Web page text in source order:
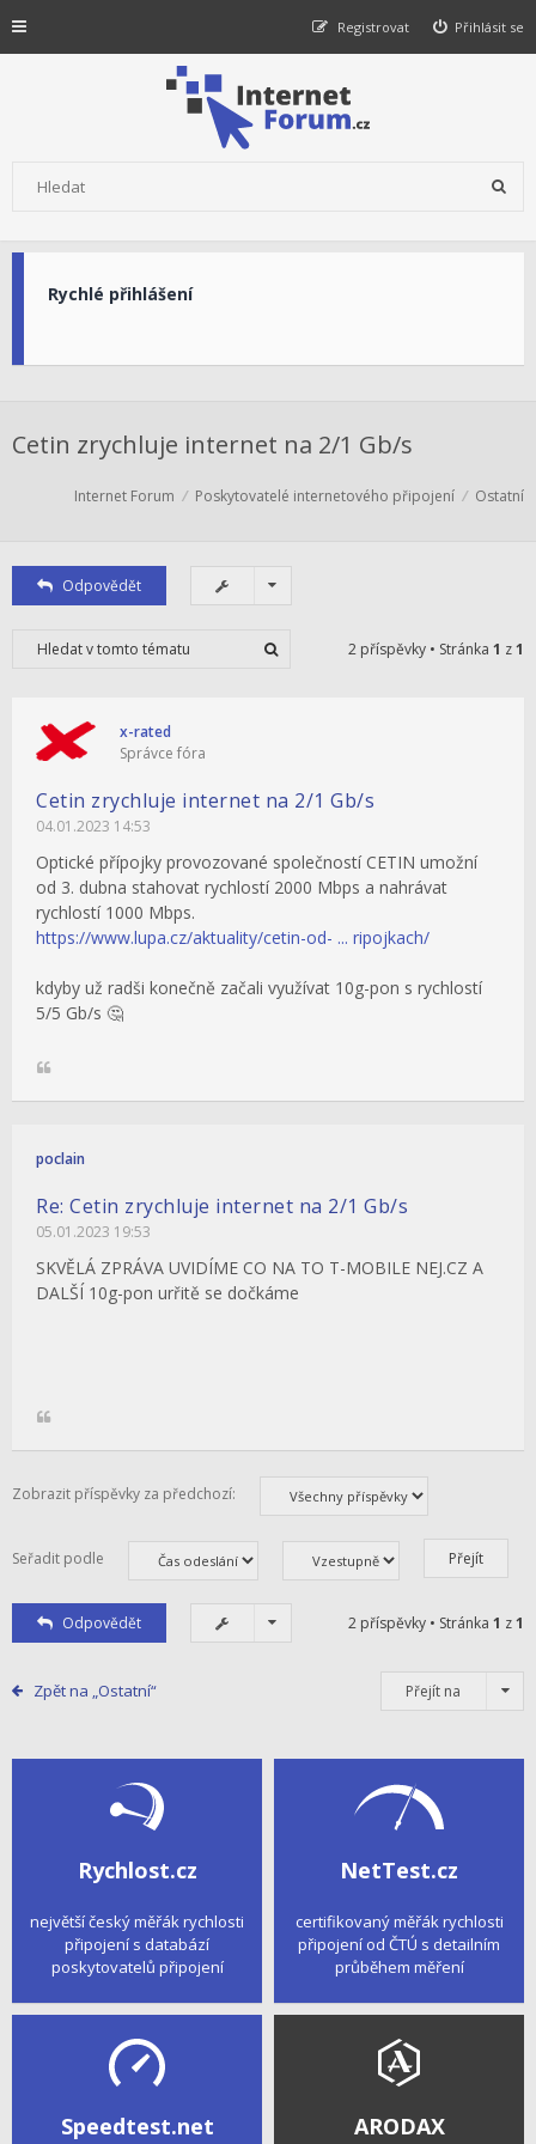
Přihlásit se
Registrovat
Rychlé přihlášení
Cetin zrychluje internet na 2/1 Gb/s
Internet Forum Poskytovatelé internetového připojení Ostatní
Odpovědět
2 příspěvky • Stránka 1 z1
x-rated
Správce fóra
Cetin zrychluje internet na 2/1 Gb/s
04.01.2023 14:53
Optické přípojky provozované společností CETIN umožní
od 3. dubna stahovat rychlostí 2000 Mbps a nahrávat
rychlostí 1000 Mbps.
https://www.lupa.cz/aktuality/cetin-od- ... ripojkach/
kdyby už radši konečně začali využívat 10g-pon s rychlostí
5/5 Gb/s 🤔
poclain
Re: Cetin zrychluje internet na 2/1 Gb/s
05.01.2023 19:53
SKVĚLÁ ZPRÁVA UVIDÍME CO NA TO T-MOBILE NEJ.CZ A
DALŠÍ 10g-pon urřitě se dočkáme
Zobrazit příspěvky za předchozí:
Seřadit podle
Odpovědět 2 příspěvky • Stránka 1 z1
Zpět na „Ostatní“ Přejít na
Rychlost.cz
největší český měřák rychlosti
připojení s databází
poskytovatelů připojení
NetTest.cz
certifikovaný měřák rychlosti
připojení od ČTÚ s detailním
průběhem měření
Speedtest.net ARODAX